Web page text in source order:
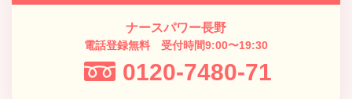
ナースパワー長野
電話登録無料 受付時間9:00〜19:30
0120-7480-71